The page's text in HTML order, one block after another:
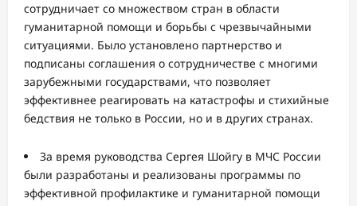
сотрудничает со множеством стран в области
гуманитарной помощи и борьбы с чрезвычайными
ситуациями. Было установлено партнерство и
подписаны соглашения о сотрудничестве с многими
зарубежными государствами, что позволяет
эффективнее реагировать на катастрофы и стихийные
бедствия не только в России, но и в других странах.
За время руководства Сергея Шойгу в МЧС России
были разработаны и реализованы программы по
эффективной профилактике и гуманитарной помощи